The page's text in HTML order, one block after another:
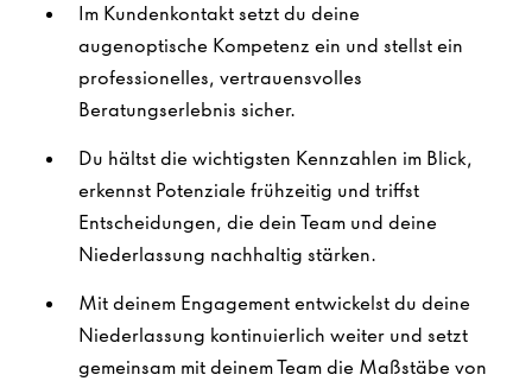
Im Kundenkontakt setzt du deine
augenoptische Kompetenz ein und stellst ein
professionelles, vertrauensvolles
Beratungserlebnis sicher.
Du hältst die wichtigsten Kennzahlen im Blick,
erkennst Potenziale frühzeitig und triffst
Entscheidungen, die dein Team und deine
Niederlassung nachhaltig stärken.
Mit deinem Engagement entwickelst du deine
Niederlassung kontinuierlich weiter und setzt
gemeinsam mit deinem Team die Maßstäbe von